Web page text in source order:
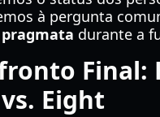
à pergunta
durante a
Final:
Eight